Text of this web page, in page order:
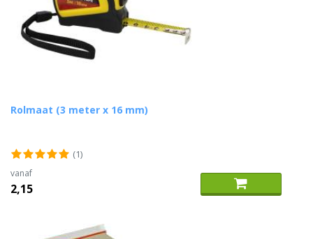
Rolmaat (3 meter x 16 mm)
(1)
vanaf
2,15